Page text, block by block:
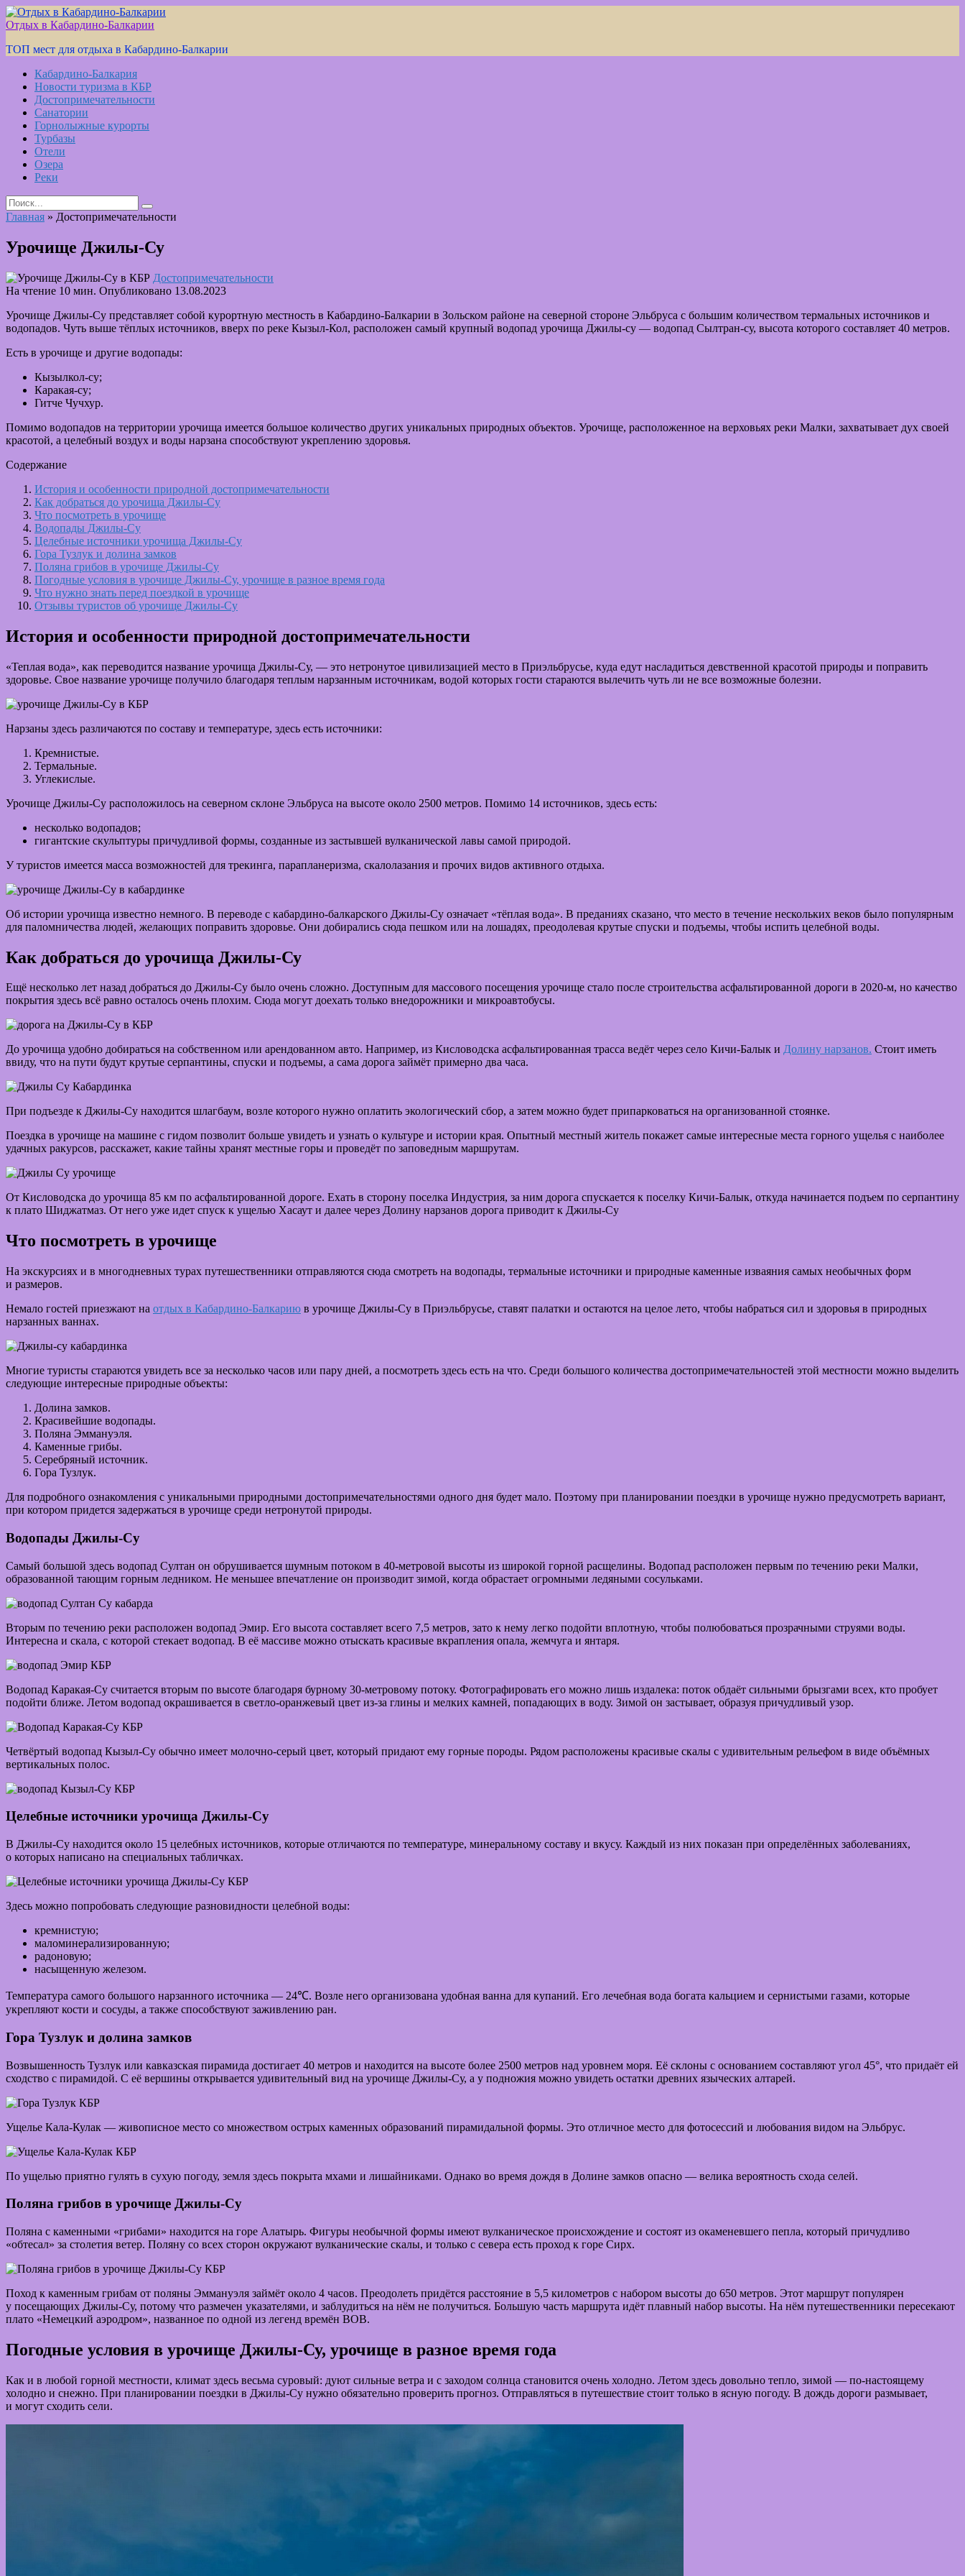
Skip
to
Отдых в Кабардино-Балкарии
ТОП мест для отдыха в Кабардино-Балкарии
Кабардино-Балкария
Новости туризма в КБР
Достопримечательности
Санатории
Горнолыжные курорты
Турбазы
Отели
Озера
Реки
Search
for:
Главная » Достопримечательности
Урочище Джилы-Су
Достопримечательности
На чтение 10 мин. Опубликовано 13.08.2023
Урочище Джилы-Су представляет собой курортную местность в Кабардино-Балкарии в Зольском районе на северной стороне Эльбруса с большим количеством термальных источников и
водопадов. Чуть выше тёплых источников, вверх по реке Кызыл-Кол, расположен самый крупный водопад урочища Джилы-су — водопад Сылтран-су, высота которого составляет 40 метров.
Есть в урочище и другие водопады:
Кызылкол-су;
Каракая-су;
Гитче Чучхур.
Помимо водопадов на территории урочища имеется большое количество других уникальных природных объектов. Урочище, расположенное на верховьях реки Малки, захватывает дух своей
красотой, а целебный воздух и воды нарзана способствуют укреплению здоровья.
Содержание
История и особенности природной достопримечательности
Как добраться до урочища Джилы-Су
Что посмотреть в урочище
Водопады Джилы-Су
Целебные источники урочища Джилы-Су
Гора Тузлук и долина замков
Поляна грибов в урочище Джилы-Су
Погодные условия в урочище Джилы-Су, урочище в разное время года
Что нужно знать перед поездкой в урочище
Отзывы туристов об урочище Джилы-Су
История и особенности природной достопримечательности
«Теплая вода», как переводится название урочища Джилы-Су, — это нетронутое цивилизацией место в Приэльбрусье, куда едут насладиться девственной красотой природы и поправить
здоровье. Свое название урочище получило благодаря теплым нарзанным источникам, водой которых гости стараются вылечить чуть ли не все возможные болезни.
Нарзаны здесь различаются по составу и температуре, здесь есть источники:
Кремнистые.
Термальные.
Углекислые.
Урочище Джилы-Су расположилось на северном склоне Эльбруса на высоте около 2500 метров. Помимо 14 источников, здесь есть:
несколько водопадов;
гигантские скульптуры причудливой формы, созданные из застывшей вулканической лавы самой природой.
У туристов имеется масса возможностей для трекинга, парапланеризма, скалолазания и прочих видов активного отдыха.
Об истории урочища известно немного. В переводе с кабардино-балкарского Джилы-Су означает «тёплая вода». В преданиях сказано, что место в течение нескольких веков было популярным
для паломничества людей, желающих поправить здоровье. Они добирались сюда пешком или на лошадях, преодолевая крутые спуски и подъемы, чтобы испить целебной воды.
Как добраться до урочища Джилы-Су
Ещё несколько лет назад добраться до Джилы-Су было очень сложно. Доступным для массового посещения урочище стало после строительства асфальтированной дороги в 2020-м, но качество
покрытия здесь всё равно осталось очень плохим. Сюда могут доехать только внедорожники и микроавтобусы.
До урочища удобно добираться на собственном или арендованном авто. Например, из Кисловодска асфальтированная трасса ведёт через село Кичи-Балык и Долину нарзанов. Стоит иметь
ввиду, что на пути будут крутые серпантины, спуски и подъемы, а сама дорога займёт примерно два часа.
При подъезде к Джилы-Су находится шлагбаум, возле которого нужно оплатить экологический сбор, а затем можно будет припарковаться на организованной стоянке.
Поездка в урочище на машине с гидом позволит больше увидеть и узнать о культуре и истории края. Опытный местный житель покажет самые интересные места горного ущелья с наиболее
удачных ракурсов, расскажет, какие тайны хранят местные горы и проведёт по заповедным маршрутам.
От Кисловодска до урочища 85 км по асфальтированной дороге. Ехать в сторону поселка Индустрия, за ним дорога спускается к поселку Кичи-Балык, откуда начинается подъем по серпантину
к плато Шиджатмаз. От него уже идет спуск к ущелью Хасаут и далее через Долину нарзанов дорога приводит к Джилы-Су
Что посмотреть в урочище
На экскурсиях и в многодневных турах путешественники отправляются сюда смотреть на водопады, термальные источники и природные каменные изваяния самых необычных форм
и размеров.
Немало гостей приезжают на отдых в Кабардино-Балкарию в урочище Джилы-Су в Приэльбрусье, ставят палатки и остаются на целое лето, чтобы набраться сил и здоровья в природных
нарзанных ваннах.
Многие туристы стараются увидеть все за несколько часов или пару дней, а посмотреть здесь есть на что. Среди большого количества достопримечательностей этой местности можно выделить
следующие интересные природные объекты:
Долина замков.
Красивейшие водопады.
Поляна Эммануэля.
Каменные грибы.
Серебряный источник.
Гора Тузлук.
Для подробного ознакомления с уникальными природными достопримечательностями одного дня будет мало. Поэтому при планировании поездки в урочище нужно предусмотреть вариант,
при котором придется задержаться в урочище среди нетронутой природы.
Водопады Джилы-Су
Самый большой здесь водопад Султан он обрушивается шумным потоком в 40-метровой высоты из широкой горной расщелины. Водопад расположен первым по течению реки Малки,
образованной тающим горным ледником. Не меньшее впечатление он производит зимой, когда обрастает огромными ледяными сосульками.
Вторым по течению реки расположен водопад Эмир. Его высота составляет всего 7,5 метров, зато к нему легко подойти вплотную, чтобы полюбоваться прозрачными струями воды.
Интересна и скала, с которой стекает водопад. В её массиве можно отыскать красивые вкрапления опала, жемчуга и янтаря.
Водопад Каракая-Су считается вторым по высоте благодаря бурному 30-метровому потоку. Фотографировать его можно лишь издалека: поток обдаёт сильными брызгами всех, кто пробует
подойти ближе. Летом водопад окрашивается в светло-оранжевый цвет из-за глины и мелких камней, попадающих в воду. Зимой он застывает, образуя причудливый узор.
Четвёртый водопад Кызыл-Су обычно имеет молочно-серый цвет, который придают ему горные породы. Рядом расположены красивые скалы с удивительным рельефом в виде объёмных
вертикальных полос.
Целебные источники урочища Джилы-Су
В Джилы-Су находится около 15 целебных источников, которые отличаются по температуре, минеральному составу и вкусу. Каждый из них показан при определённых заболеваниях,
о которых написано на специальных табличках.
Здесь можно попробовать следующие разновидности целебной воды:
кремнистую;
маломинерализированную;
радоновую;
насыщенную железом.
Температура самого большого нарзанного источника — 24℃. Возле него организована удобная ванна для купаний. Его лечебная вода богата кальцием и сернистыми газами, которые
укрепляют кости и сосуды, а также способствуют заживлению ран.
Гора Тузлук и долина замков
Возвышенность Тузлук или кавказская пирамида достигает 40 метров и находится на высоте более 2500 метров над уровнем моря. Её склоны с основанием составляют угол 45°, что придаёт ей
сходство с пирамидой. С её вершины открывается удивительный вид на урочище Джилы-Су, а у подножия можно увидеть остатки древних языческих алтарей.
Ущелье Кала-Кулак — живописное место со множеством острых каменных образований пирамидальной формы. Это отличное место для фотосессий и любования видом на Эльбрус.
По ущелью приятно гулять в сухую погоду, земля здесь покрыта мхами и лишайниками. Однако во время дождя в Долине замков опасно — велика вероятность схода селей.
Поляна грибов в урочище Джилы-Су
Поляна с каменными «грибами» находится на горе Алатырь. Фигуры необычной формы имеют вулканическое происхождение и состоят из окаменевшего пепла, который причудливо
«обтесал» за столетия ветер. Поляну со всех сторон окружают вулканические скалы, и только с севера есть проход к горе Сирх.
Поход к каменным грибам от поляны Эммануэля займёт около 4 часов. Преодолеть придётся расстояние в 5,5 километров с набором высоты до 650 метров. Этот маршрут популярен
у посещающих Джилы-Су, потому что размечен указателями, и заблудиться на нём не получиться. Большую часть маршрута идёт плавный набор высоты. На нём путешественники пересекают
плато «Немецкий аэродром», названное по одной из легенд времён ВОВ.
Погодные условия в урочище Джилы-Су, урочище в разное время года
Как и в любой горной местности, климат здесь весьма суровый: дуют сильные ветра и с заходом солнца становится очень холодно. Летом здесь довольно тепло, зимой — по-настоящему
холодно и снежно. При планировании поездки в Джилы-Су нужно обязательно проверить прогноз. Отправляться в путешествие стоит только в ясную погоду. В дождь дороги размывает,
и могут сходить сели.